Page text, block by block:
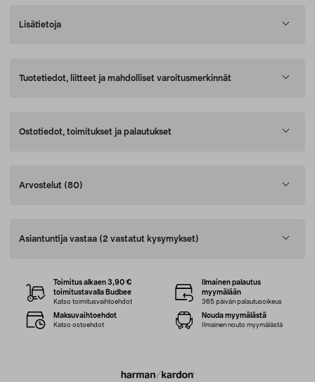
Lisätietoja
Tuotetiedot, liitteet ja mahdolliset varoitusmerkinnät
Ostotiedot, toimitukset ja palautukset
Arvostelut (80)
Asiantuntija vastaa (2 vastatut kysymykset)
Toimitus alkaen 3,90 €
toimitustavalla Budbee
Katso toimitusvaihtoehdot
Ilmainen palautus
myymälään
365 päivän palautusoikeus
Maksuvaihtoehdot
Katso ostoehdot
Nouda myymälästä
Ilmainen nouto myymälästä